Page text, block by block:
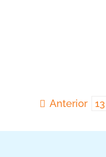
Anterior 13